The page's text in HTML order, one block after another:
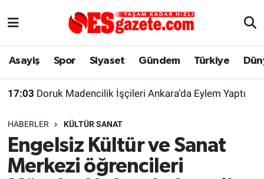
Asayiş Spor Siyaset Gündem Türkiye
17:03 Doruk Madencilik İşçileri Ankara’da Eylem Yaptı
HABERLER KÜLTÜR SANAT
Engelsiz Kültür ve Sanat
Merkezi öğrencileri
Asayiş
Gündem
Türkiye
Yaşam
Eskişehirspor Arşivi
Eskişehir Arşivi
Eskişehir Nöbetçi Eczaneler
Süper Lig Puan Durumu ve Fikstür
Tüm Manşetler